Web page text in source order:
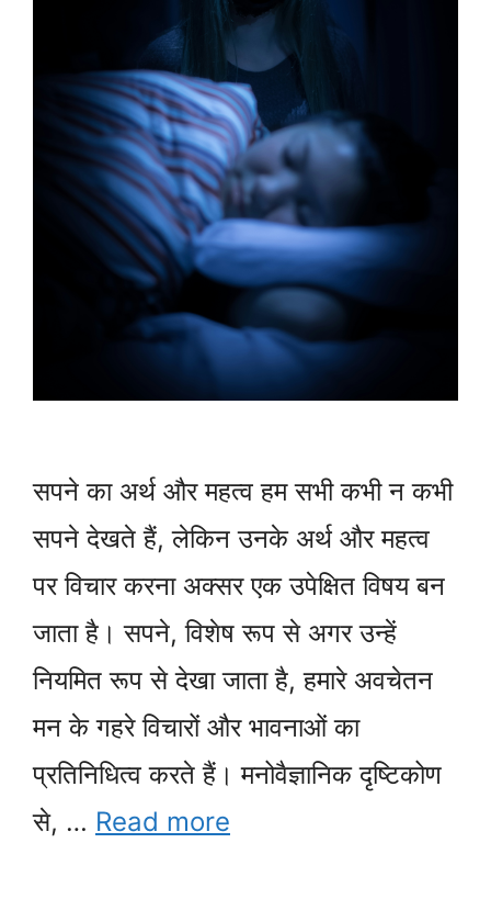
सपने का अर्थ और महत्व हम सभी कभी न कभी
सपने देखते हैं, लेकिन उनके अर्थ और महत्व
पर विचार करना अक्सर एक उपेक्षित विषय बन
जाता है। सपने, विशेष रूप से अगर उन्हें
नियमित रूप से देखा जाता है, हमारे अवचेतन
मन के गहरे विचारों और भावनाओं का
प्रतिनिधित्व करते हैं। मनोवैज्ञानिक दृष्टिकोण
से, … Read more